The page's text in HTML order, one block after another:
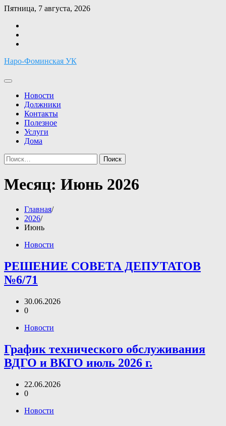
Перейти
содержимому
Пятница, 7 августа, 2026
Наро-Фоминская УК
Новости
Должники
Контакты
Полезное
Услуги
Дома
Найти:
Месяц: Июнь 2026
Главная
2026
Июнь
Новости
РЕШЕНИЕ СОВЕТА ДЕПУТАТОВ
№6/71
30.06.2026
0
Новости
График технического обслуживания
ВДГО и ВКГО июль 2026 г.
22.06.2026
0
Новости